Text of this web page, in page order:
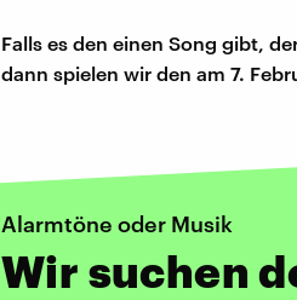
Falls es den einen Song gibt,
dann spielen wir den am 7.
Alarmtöne oder Musik
Wir suchen